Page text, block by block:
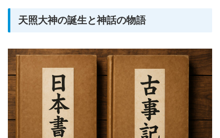
天照大神の誕生と神話の物語